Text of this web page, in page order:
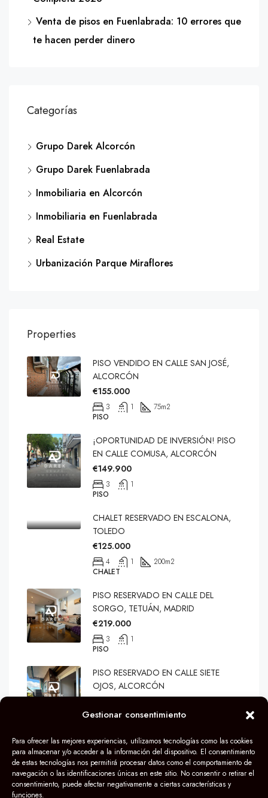
Gestionar consentimiento
Para ofrecer las mejores experiencias, utilizamos tecnologías como las cookies
para almacenar y/o acceder a la información del dispositivo. El consentimiento
de estas tecnologías nos permitirá procesar datos como el comportamiento de
navegación o las identificaciones únicas en este sitio. No consentir o retirar el
consentimiento, puede afectar negativamente a ciertas características y
funciones.
Venta de pisos en Fuenlabrada: 10 errores que
te hacen perder dinero
Categorías
Grupo Darek Alcorcón
Grupo Darek Fuenlabrada
Inmobiliaria en Alcorcón
Inmobiliaria en Fuenlabrada
Real Estate
Urbanización Parque Miraflores
Properties
PISO VENDIDO EN CALLE SAN JOSÉ,
ALCORCÓN
€155.000
3 1 75m2
PISO
¡OPORTUNIDAD DE INVERSIÓN! PISO
EN CALLE COMUSA, ALCORCÓN
€149.900
3
1
PISO
CHALET RESERVADO EN ESCALONA,
TOLEDO
€125.000
4 1 200m2
CHALET
PISO RESERVADO EN CALLE DEL
SORGO, TETUÁN, MADRID
€219.000
3
1
PISO
PISO RESERVADO EN CALLE SIETE
OJOS, ALCORCÓN
€259.900
3 1 80m2